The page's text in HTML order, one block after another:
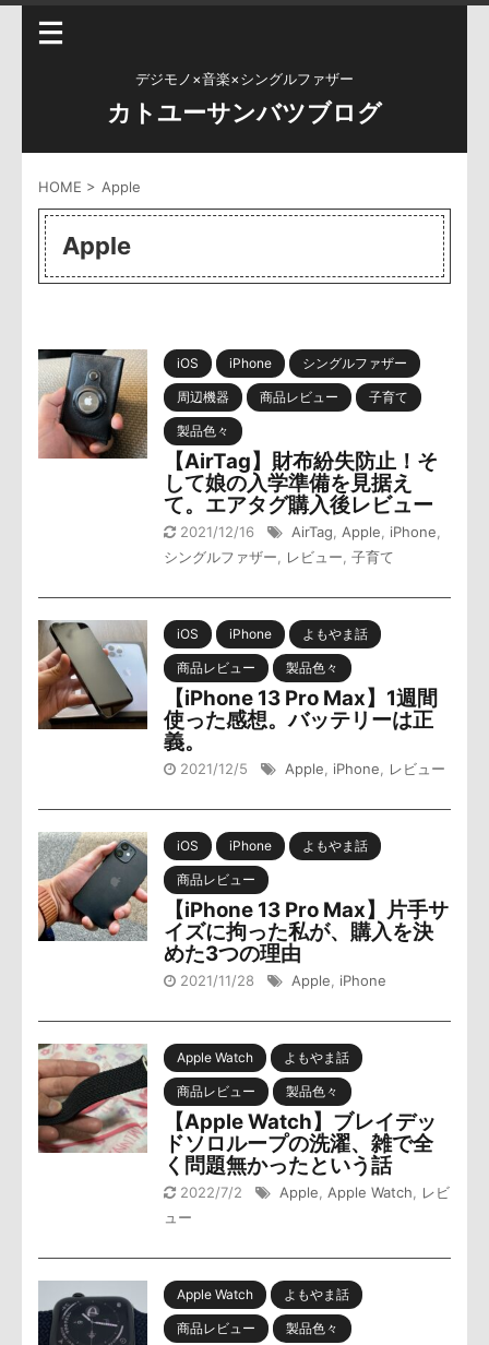
デジモノ×音楽×シングルファザー
カトユーサンバツブログ
HOME > Apple
Apple
iOS iPhone シングルファザー
周辺機器 商品レビュー 子育て
製品色々
【AirTag】財布紛失防止！そ
して娘の入学準備を見据え
て。エアタグ購入後レビュー
2021/12/16 AirTag Apple iPhone
シングルファザー
レビュー 子育て
iOS iPhone よもやま話
商品レビュー 製品色々
【iPhone 13 Pro Max】1週間
使った感想。バッテリーは正
義。
2021/12/5 Apple iPhone レビュー
iOS iPhone よもやま話
商品レビュー
【iPhone 13 Pro Max】片手サ
イズに拘った私が、購入を決
めた3つの理由
2021/11/28 Apple iPhone
Apple Watch よもやま話
商品レビュー 製品色々
【Apple Watch】ブレイデッ
ドソロループの洗濯、雑で全
く問題無かったという話
2022/7/2 Apple Apple Watch
レビ
ュー
Apple Watch よもやま話
商品レビュー 製品色々